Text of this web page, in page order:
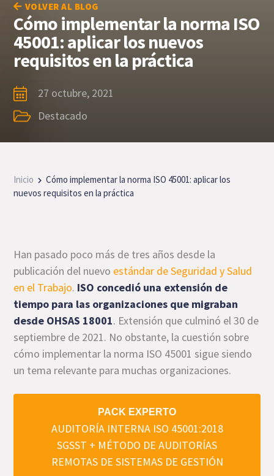
VOLVER AL BLOG
Cómo implementar la norma ISO
45001: aplicar los nuevos
requisitos en la práctica
27 octubre, 2021
Destacado
Inicio
Cómo implementar la norma ISO 45001: aplicar los
nuevos requisitos en la práctica
Han pasado poco más de tres años desde la
publicación del nuevo estándar de Seguridad y Salud
en el Trabajo. ISO concedió una extensión de
tiempo para las organizaciones que migraban
desde OHSAS 18001. Extensión que culminó el 30 de
septiembre de 2021. No obstante, la cuestión sobre
cómo implementar la norma ISO 45001 sigue siendo
un tema relevante para muchas organizaciones.
PACK EXPERTO
AUDITORÍA INTERNA ISO 45001:2018
SGSST + MÉTODO DE AUDITORÍAS
REMOTAS DE SISTEMAS DE GESTIÓN